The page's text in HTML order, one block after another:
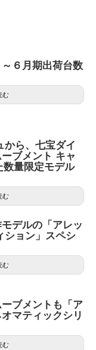
６月期出荷台数
む
から、七宝ダイ
ブメント キャ
数量限定モデル
む
デルの「アレッ
ション」スペシ
む
ブメントも「ア
マティックシリ
む